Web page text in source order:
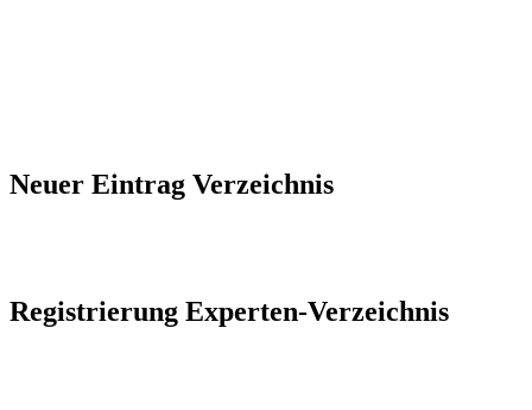
Neuer Eintrag Verzeichnis
Registrierung Experten-Verzeichnis